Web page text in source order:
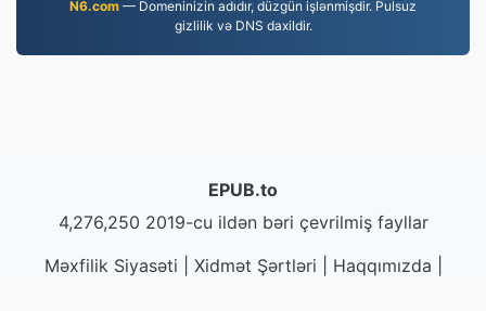
N6.com — Domeninizin adıdır, düzgün işlənmişdir. Pulsuz
gizlilik və DNS daxildir.
EPUB.to
4,276,250 2019-cu ildən bəri çevrilmiş fayllar
Məxfilik Siyasəti
Xidmət Şərtləri Haqqımızda